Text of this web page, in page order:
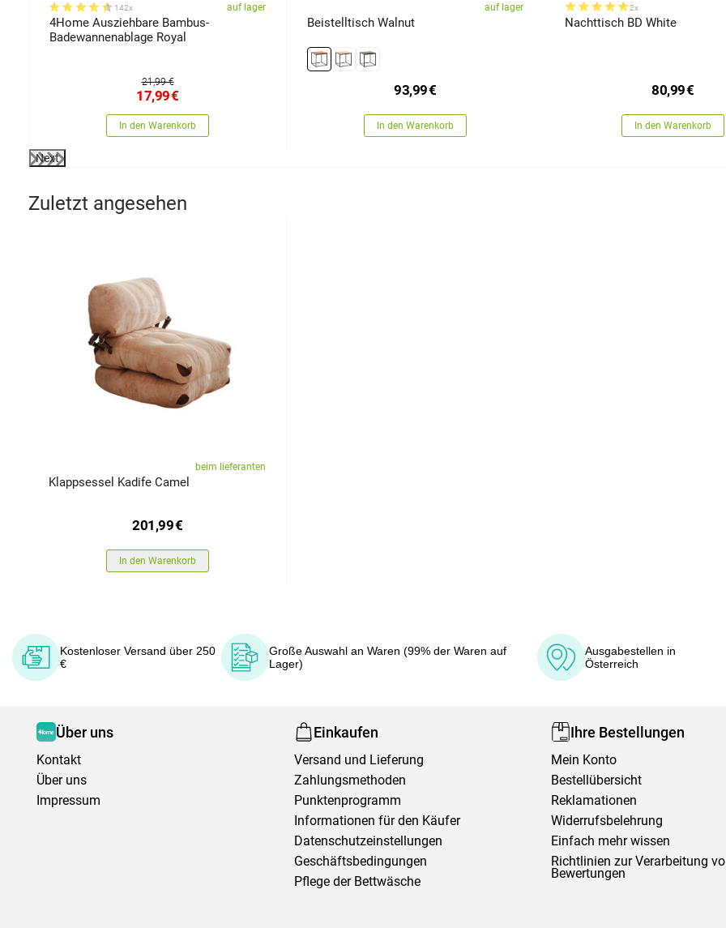
142x auf lager
4Home Ausziehbare Bambus-
Badewannenablage Royal
21,99 €
17,99€
In den Warenkorb
auf lager
Beistelltisch Walnut
93,99€
In den Warenkorb
2x
Nachttisch BD White
80,99€
In den Warenkorb
Next
Zuletzt angesehen
beim lieferanten
Klappsessel Kadife Camel
201,99€
In den Warenkorb
Kostenloser Versand über 250
€
Große Auswahl an Waren (99% der Waren auf
Lager)
Ausgabestellen in
Österreich
Über uns
Kontakt
Über uns
Impressum
Einkaufen
Versand und Lieferung
Zahlungsmethoden
Punktenprogramm
Informationen für den Käufer
Datenschutzeinstellungen
Geschäftsbedingungen
Pflege der Bettwäsche
Ihre Bestellungen
Mein Konto
Bestellübersicht
Reklamationen
Widerrufsbelehrung
Einfach mehr wissen
Richtlinien zur Verarbeitung
Bewertungen